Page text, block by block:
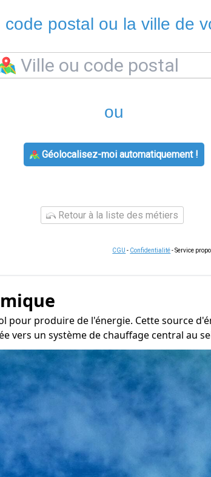
code postal ou la ville de
ou
Géolocalisez-moi automatiquement !
Retour à la liste des métiers
CGU - Confidentialité- Service
pour produire de l'énergie. Cette source
vers un système de chauffage central au